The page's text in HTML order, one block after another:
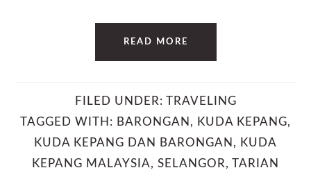
READ MORE
FILED UNDER: TRAVELING
TAGGED WITH: BARONGAN , KUDA KEPANG,
KUDA KEPANG DAN BARONGAN , KUDA
KEPANG MALAYSIA, SELANGOR, TARIAN